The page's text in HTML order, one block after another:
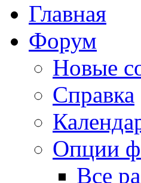
Главная
Форум
Новые
Справка
Опции
Все